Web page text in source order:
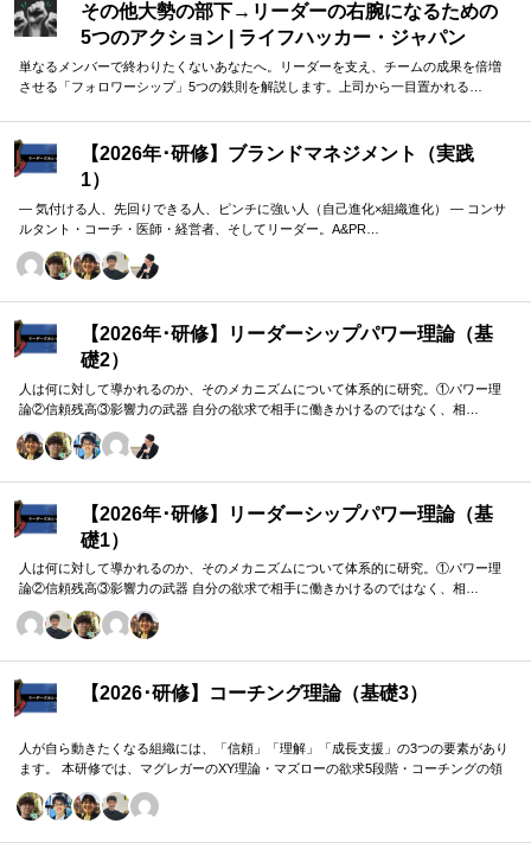
その他大勢の部下→リーダーの右腕になるための
5つのアクション | ライフハッカー・ジャパン
単なるメンバーで終わりたくないあなたへ。リーダーを支え、チームの成果を倍増
させる「フォロワーシップ」5つの鉄則を解説します。上司から一目置かれる…
【2026年･研修】ブランドマネジメント（実践
1）
― 気付ける人、先回りできる人、ピンチに強い人（自己進化×組織進化） ― コンサ
ルタント・コーチ・医師・経営者、そしてリーダー。A&PR…
【2026年･研修】リーダーシップパワー理論（基
礎2）
人は何に対して導かれるのか、そのメカニズムについて体系的に研究。①パワー理
論②信頼残高③影響力の武器 自分の欲求で相手に働きかけるのではなく、相…
【2026年･研修】リーダーシップパワー理論（基
礎1）
人は何に対して導かれるのか、そのメカニズムについて体系的に研究。①パワー理
論②信頼残高③影響力の武器 自分の欲求で相手に働きかけるのではなく、相…
【2026･研修】コーチング理論（基礎3）
人が自ら動きたくなる組織には、「信頼」「理解」「成長支援」の3つの要素があり
ます。 本研修では、マグレガーのXY理論・マズローの欲求5段階・コーチングの領
を、実例を交えて深く学びます。 単なる知識の習得にとどまらず、現場で直面する